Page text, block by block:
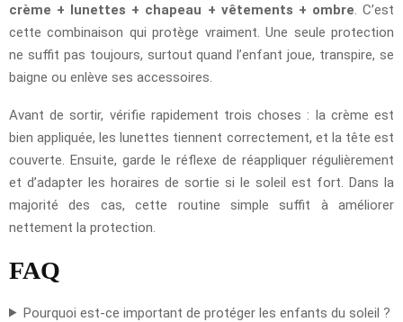
crème + lunettes + chapeau + vêtements + ombre . C’est
cette combinaison qui protège vraiment. Une seule protection
ne suffit pas toujours, surtout quand l’enfant joue, transpire, se
baigne ou enlève ses accessoires.
Avant de sortir, vérifie rapidement trois choses : la crème est
bien appliquée, les lunettes tiennent correctement, et la tête est
couverte. Ensuite, garde le réflexe de réappliquer régulièrement
et d’adapter les horaires de sortie si le soleil est fort. Dans la
majorité des cas, cette routine simple suffit à améliorer
nettement la protection.
FAQ
Pourquoi est-ce important de protéger les enfants du soleil ?